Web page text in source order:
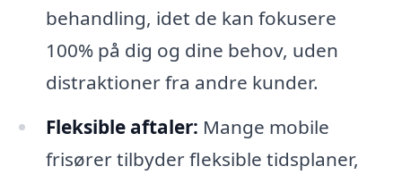
behandling, idet de kan fokusere
100% på dig og dine behov, uden
distraktioner fra andre kunder.
Fleksible aftaler: Mange mobile
frisører tilbyder fleksible tidsplaner,